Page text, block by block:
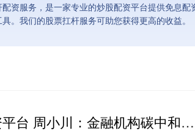
资服务，是一家专业的炒股配资平台提供免息
。我们的股票扛杆服务可助您获得更高的收益。
重庆股票配资平台 周小川：金融机构碳中和不只是自家公司能耗，应扩大到旗下金融产品支持的实体经济能否更加绿色